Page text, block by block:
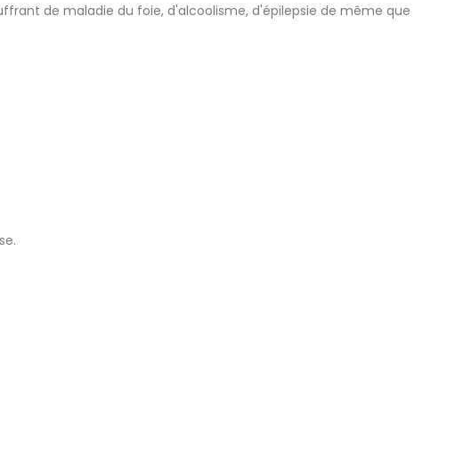
de maladie du foie, d'alcoolisme, d'épilepsie de même que